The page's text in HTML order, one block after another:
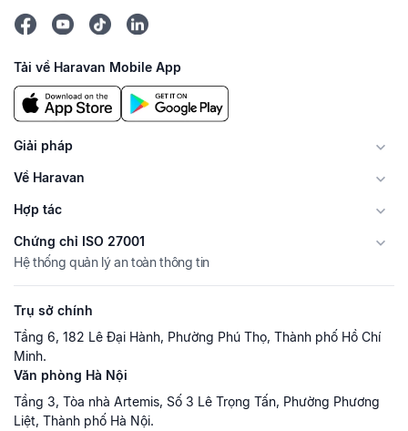
Tải về Haravan Mobile App
Giải pháp
Về Haravan
Hợp tác
Chứng chỉ ISO 27001
Hệ thống quản lý an toàn thông tin
Trụ sở chính
Tầng 6, 182 Lê Đại Hành, Phường Phú Thọ, Thành phố Hồ Chí
Minh.
Văn phòng Hà Nội
Tầng 3, Tòa nhà Artemis, Số 3 Lê Trọng Tấn, Phường Phương
Liệt, Thành phố Hà Nội.